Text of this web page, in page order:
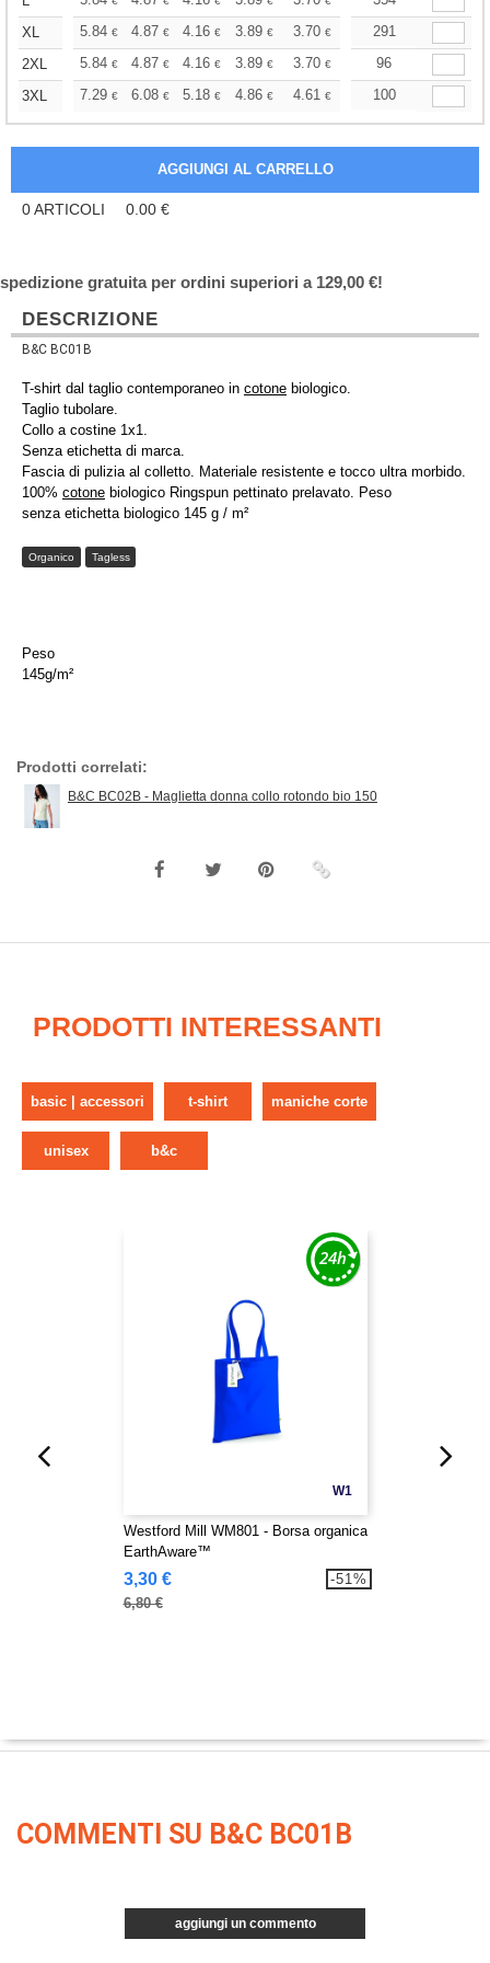
XL
5.84 € 4.87 € 4.16 € 3.89 € 3.70 € 3.66 €
291
2XL
5.84 € 4.87 € 4.16 € 3.89 € 3.70 € €
96
3XL
7.29 € 6.08 € 5.18 € 4.86 € 4.61 € 4.58 €
100
0ARTICOLI 0.00 €
spedizione gratuita per ordini superiori a 129,00 €!
DESCRIZIONE
B&C BC01B
T-shirt dal taglio contemporaneo in cotone biologico.
Taglio tubolare.
Collo a costine 1x1.
Senza etichetta di marca.
Fascia di pulizia al colletto. Materiale resistente e tocco ultra morbido.
100% cotone biologico Ringspun pettinato prelavato. Peso
senza etichetta biologico 145 g / m²
Organico Tagless
Peso
145g/m²
Prodotti correlati:
B&C BC02B - Maglietta donna collo rotondo bio 150
PRODOTTI INTERESSANTI
basic | accessori t-shirt maniche corte
unisex b&c
W1
Westford Mill WM801 - Borsa organica
EarthAware™
3,30 €
6,80 €
-51%
COMMENTI SU B&C BC01B
aggiungi un commento